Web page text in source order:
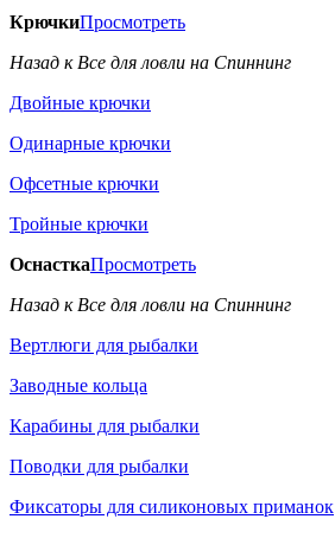
КрючкиПросмотреть
Назад к Все для ловли на Спиннинг
Двойные крючки
Одинарные крючки
Офсетные крючки
Тройные крючки
ОснасткаПросмотреть
Назад к Все для ловли на Спиннинг
Вертлюги для рыбалки
Заводные кольца
Карабины для рыбалки
Поводки для рыбалки
Фиксаторы для силиконовых приманок